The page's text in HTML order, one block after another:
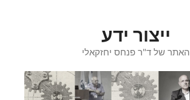
ייצור ידע
האתר של ד"ר פנחס יחזקאלי